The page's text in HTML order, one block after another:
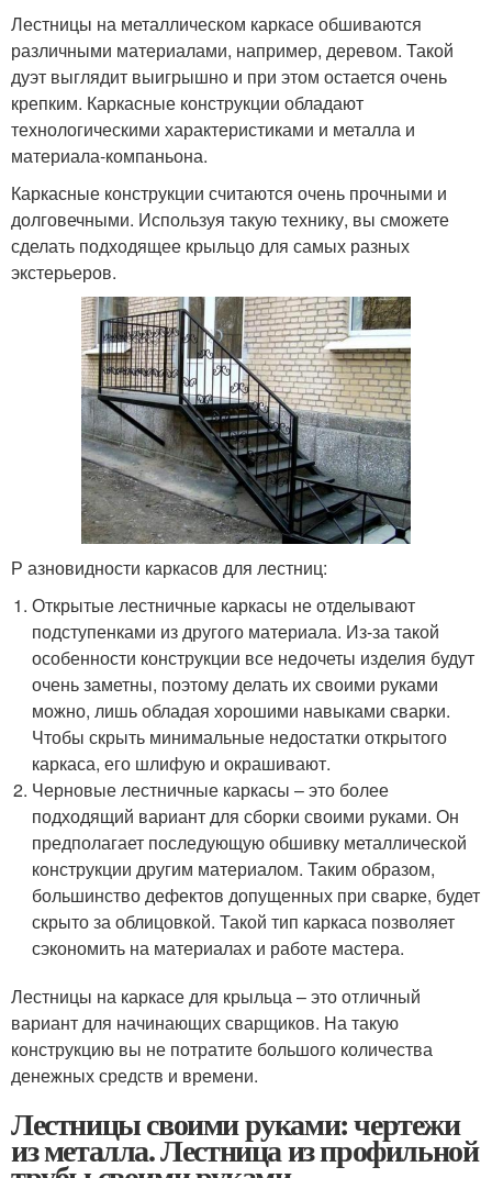
Лестницы на металлическом каркасе обшиваются
различными материалами, например, деревом. Такой
дуэт выглядит выигрышно и при этом остается очень
крепким. Каркасные конструкции обладают
технологическими характеристиками и металла и
материала-компаньона.
Каркасные конструкции считаются очень прочными и
долговечными. Используя такую технику, вы сможете
сделать подходящее крыльцо для самых разных
экстерьеров.
Р азновидности каркасов для лестниц:
Открытые лестничные каркасы не отделывают
подступенками из другого материала. Из-за такой
особенности конструкции все недочеты изделия будут
очень заметны, поэтому делать их своими руками
можно, лишь обладая хорошими навыками сварки.
Чтобы скрыть минимальные недостатки открытого
каркаса, его шлифую и окрашивают.
Черновые лестничные каркасы – это более
подходящий вариант для сборки своими руками. Он
предполагает последующую обшивку металлической
конструкции другим материалом. Таким образом,
большинство дефектов допущенных при сварке, будет
скрыто за облицовкой. Такой тип каркаса позволяет
сэкономить на материалах и работе мастера.
Лестницы на каркасе для крыльца – это отличный
вариант для начинающих сварщиков. На такую
конструкцию вы не потратите большого количества
денежных средств и времени.
Лестницы своими руками: чертежи
из металла. Лестница из профильной